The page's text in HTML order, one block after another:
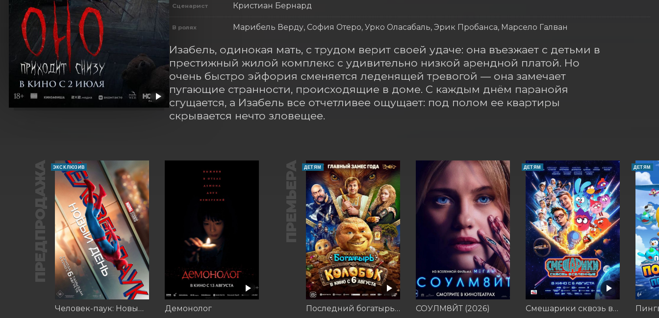
Сценарист Кристиан Бернард
В ролях Марибель Верду, София Отеро, Урко Оласабаль, Эрик Пробанса, Марсело Галван
Изабель, одинокая мать, с трудом верит своей удаче: она въезжает с детьми в
престижный жилой комплекс с удивительно низкой арендной платой. Но
очень быстро эйфория сменяется леденящей тревогой — она замечает
пугающие странности, происходящие в доме. С каждым днём паранойя
сгущается, а Изабель все отчетливее ощущает: под полом ее квартиры
скрывается нечто зловещее.
ПРЕДПРОДАЖА ЭКСКЛЮЗИВ
Человек-паук: Новый день (2026) Демонолог
ПРЕМЬЕРА ДЕТЯМ
Последний богатырь. Колобок СОУЛМ8ЙТ (2026)
ДЕТЯМ
Смешарики сквозь вселенные
ДЕТЯМ